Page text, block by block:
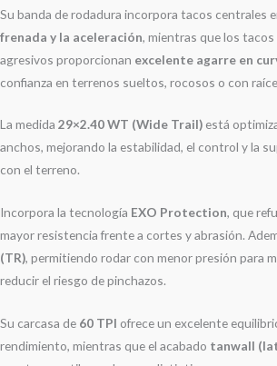
Su banda de rodadura incorpora tacos centrales
frenada y la aceleración, mientras que los
agresivos proporcionan excelente agarre en
confianza en terrenos sueltos, rocosos o con
La medida 29×2.40 WT (Wide Trail) está
anchos, mejorando la estabilidad, el control y la
con el terreno.
Incorpora la tecnología EXO Protection, que
mayor resistencia frente a cortes y abrasión.
(TR), permitiendo rodar con menor presión para
reducir el riesgo de pinchazos.
Su carcasa de 60 TPI ofrece un excelente
rendimiento, mientras que el acabado tanwall